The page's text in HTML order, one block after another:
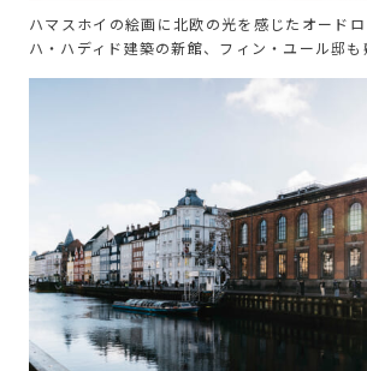
ハマスホイの絵画に北欧の光を感じたオード
ハ・ハディド建築の新館、フィン・ユール邸も